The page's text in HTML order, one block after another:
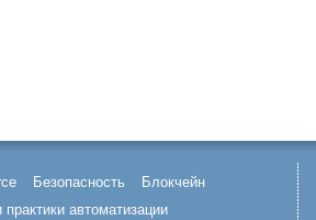
Безопасность
Блокчейн
практики автоматизации